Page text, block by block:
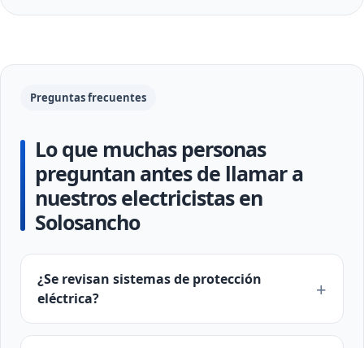
Preguntas frecuentes
Lo que muchas personas
preguntan antes de llamar a
nuestros electricistas en
Solosancho
¿Se revisan sistemas de protección
eléctrica?